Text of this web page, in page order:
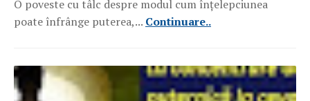
O poveste cu tâlc despre modul cum înțelepciunea
poate înfrânge puterea,... Continuare..